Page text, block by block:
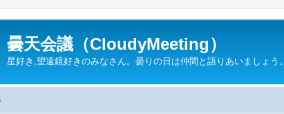
曇天会議（CloudyMeeting）
星好き,望遠鏡好きのみなさん。曇りの日は仲間と語りあいましょう。